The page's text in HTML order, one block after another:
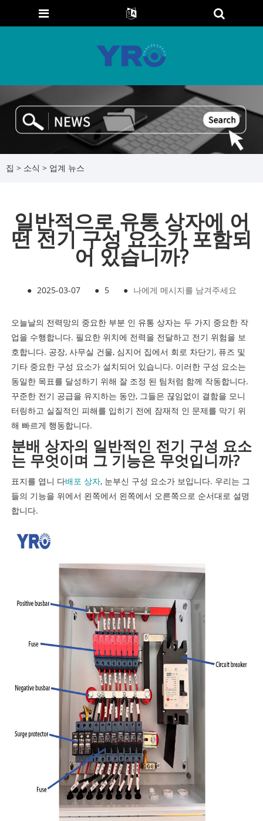
집 > 소식 > 업계 뉴스
일반적으로 유통 상자에 어
떤 전기 구성 요소가 포함되
어 있습니까?
● 2025-03-07 ● 5 ● 나에게 메시지를 남겨주세요
오늘날의 전력망의 중요한 부분 인 유통 상자는 두 가지 중요한 작
업을 수행합니다. 필요한 위치에 전력을 전달하고 전기 위험을 보
호합니다. 공장, 사무실 건물, 심지어 집에서 회로 차단기, 퓨즈 및
기타 중요한 구성 요소가 설치되어 있습니다. 이러한 구성 요소는
동일한 목표를 달성하기 위해 잘 조정 된 팀처럼 함께 작동합니다.
꾸준한 전기 공급을 유지하는 동안, 그들은 끊임없이 결함을 모니
터링하고 실질적인 피해를 입히기 전에 잠재적 인 문제를 막기 위
해 빠르게 행동합니다.
분배 상자의 일반적인 전기 구성 요소
는 무엇이며 그 기능은 무엇입니까?
표지를 엽니 다배포 상자, 눈부신 구성 요소가 보입니다. 우리는 그
들의 기능을 위에서 왼쪽에서 왼쪽에서 오른쪽으로 순서대로 설명
합니다.